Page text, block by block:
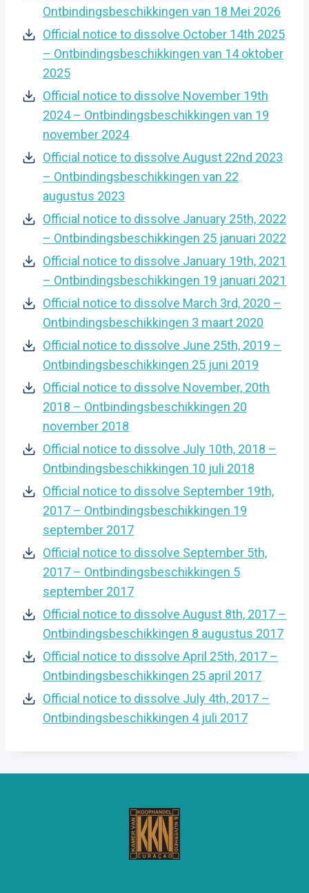
Ontbindingsbeschikkingen van 18 Mei 2026
Official notice to dissolve October 14th 2025
– Ontbindingsbeschikkingen van 14 oktober
2025
Official notice to dissolve November 19th
2024 – Ontbindingsbeschikkingen van 19
november 2024
Official notice to dissolve August 22nd 2023
– Ontbindingsbeschikkingen van 22
augustus 2023
Official notice to dissolve January 25th, 2022
– Ontbindingsbeschikkingen 25 januari 2022
Official notice to dissolve January 19th, 2021
– Ontbindingsbeschikkingen 19 januari 2021
Official notice to dissolve March 3rd, 2020 –
Ontbindingsbeschikkingen 3 maart 2020
Official notice to dissolve June 25th, 2019 –
Ontbindingsbeschikkingen 25 juni 2019
Official notice to dissolve November, 20th
2018 – Ontbindingsbeschikkingen 20
november 2018
Official notice to dissolve July 10th, 2018 –
Ontbindingsbeschikkingen 10 juli 2018
Official notice to dissolve September 19th,
2017 – Ontbindingsbeschikkingen 19
september 2017
Official notice to dissolve September 5th,
2017 – Ontbindingsbeschikkingen 5
september 2017
Official notice to dissolve August 8th, 2017 –
Ontbindingsbeschikkingen 8 augustus 2017
Official notice to dissolve April 25th, 2017 –
Ontbindingsbeschikkingen 25 april 2017
Official notice to dissolve July 4th, 2017 –
Ontbindingsbeschikkingen 4 juli 2017